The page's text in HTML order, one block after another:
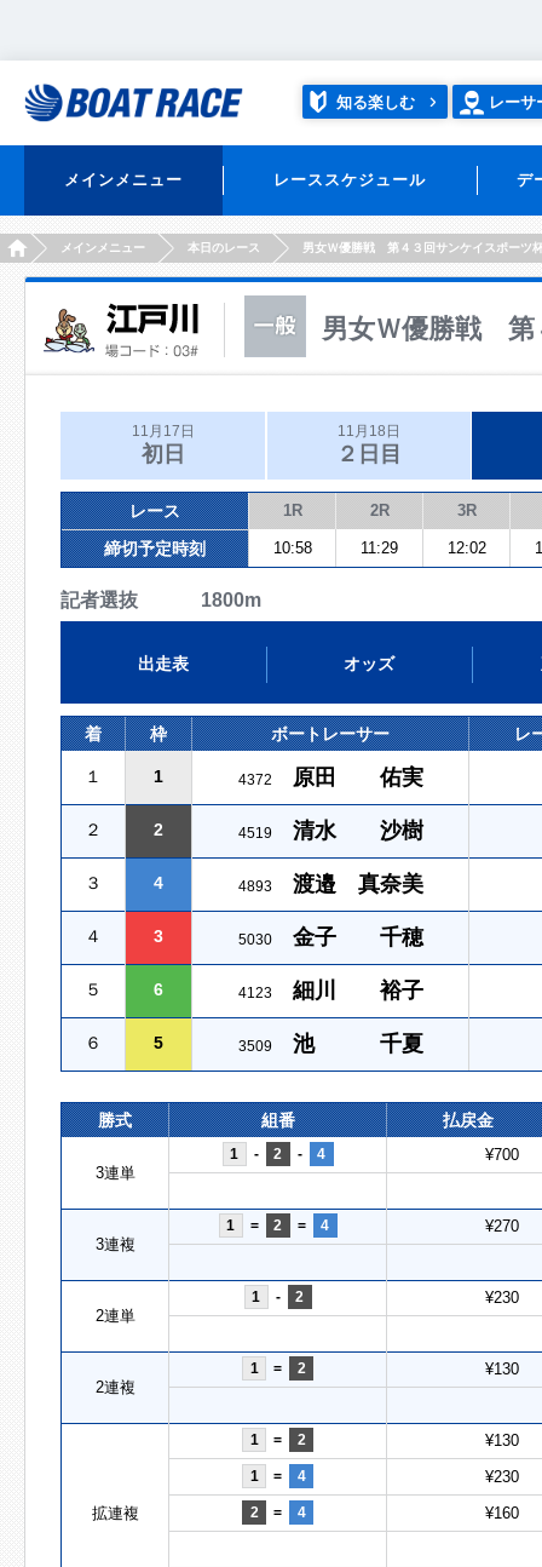
知る楽しむ レーサ
メインメニュー レーススケジュール デ
HOMEメインメニュー 本日のレース 男女Ｗ優勝戦 第４３回サンケイスポーツ
男女Ｗ優勝戦 第
11月17日
初日
11月18日
２日目
レース 1R 2R 3R
締切予定時刻 10:58 11:29 12:02
記者選抜 1800m
出走表 オッズ
着 枠 ボートレーサー レ
１ 1 4372 原田 佑実
２ 2 4519 清水 沙樹
３ 4 4893 渡邉 真奈美
４ 3 5030 金子 千穂
５ 6 4123 細川 裕子
６ 5 3509 池 千夏
勝式 組番 払戻金
3連単
1 - 2 - 4 ¥700
3連複
1 = 2 = 4 ¥270
2連単
1 - 2 ¥230
2連複
1 = 2 ¥130
拡連複
1 = 2 ¥130
1 = 4 ¥230
2 = 4 ¥160